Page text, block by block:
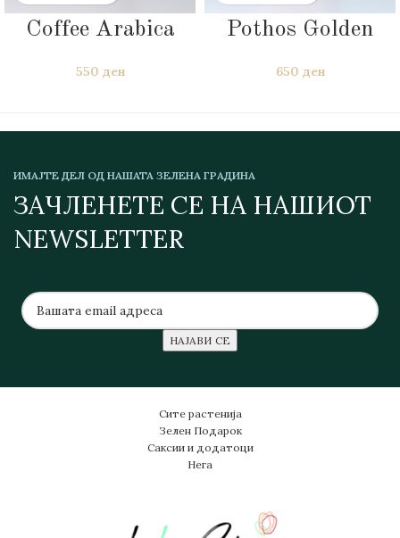
Coffee Arabica
550 ден
Pothos Golden
650 ден
ИМАЈТЕ ДЕЛ ОД НАШАТА ЗЕЛЕНА ГРАДИНА
ЗАЧЛЕНЕТЕ СЕ НА НАШИОТ
NEWSLETTER
Сите растенија
Зелен Подарок
Саксии и додатоци
Нега